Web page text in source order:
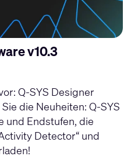
v10.3
Q-SYS Designer
die Neuheiten: Q-SYS
und Endstufen, die
Detector“ und